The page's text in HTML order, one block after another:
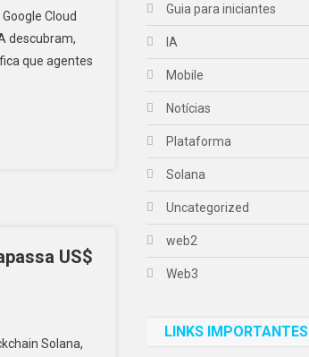
Cloud
descubram,
que agentes
US$
Solana,
Guia para iniciantes
IA
Mobile
Notícias
Plataforma
Solana
Uncategorized
web2
Web3
LINKS IMPORTANTES